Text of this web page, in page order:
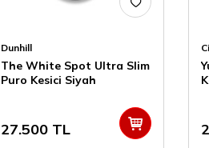
Dunhill
The White Spot Ultra Slim
Puro Kesici Siyah
27.500 TL